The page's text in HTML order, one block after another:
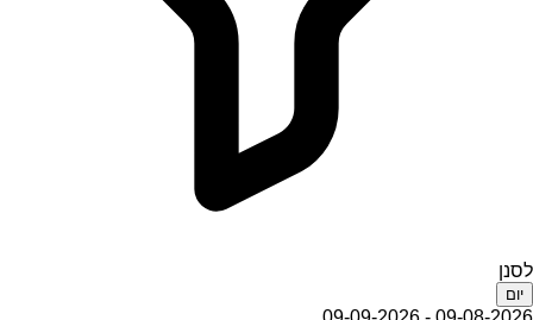
לסנן
יום